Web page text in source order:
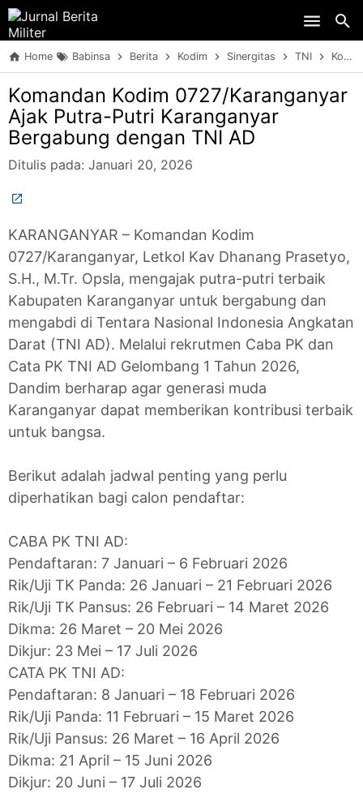
Home Babinsa Berita Kodim Sinergitas TNI Komandan Kodim 0727/Karanganyar Ajak Putra-Putri Karanganyar Bergabung dengan TNI AD
Komandan Kodim 0727/Karanganyar
Ajak Putra-Putri Karanganyar
Bergabung dengan TNI AD
Ditulis pada: Januari 20, 2026
KARANGANYAR – Komandan Kodim
0727/Karanganyar, Letkol Kav Dhanang Prasetyo,
S.H., M.Tr. Opsla, mengajak putra-putri terbaik
Kabupaten Karanganyar untuk bergabung dan
mengabdi di Tentara Nasional Indonesia Angkatan
Darat (TNI AD). Melalui rekrutmen Caba PK dan
Cata PK TNI AD Gelombang 1 Tahun 2026,
Dandim berharap agar generasi muda
Karanganyar dapat memberikan kontribusi terbaik
untuk bangsa.
Berikut adalah jadwal penting yang perlu
diperhatikan bagi calon pendaftar:
CABA PK TNI AD:
Pendaftaran: 7 Januari – 6 Februari 2026
Rik/Uji TK Panda: 26 Januari – 21 Februari 2026
Rik/Uji TK Pansus: 26 Februari – 14 Maret 2026
Dikma: 26 Maret – 20 Mei 2026
Dikjur: 23 Mei – 17 Juli 2026
CATA PK TNI AD:
Pendaftaran: 8 Januari – 18 Februari 2026
Rik/Uji Panda: 11 Februari – 15 Maret 2026
Rik/Uji Pansus: 26 Maret – 16 April 2026
Dikma: 21 April – 15 Juni 2026
Dikjur: 20 Juni – 17 Juli 2026